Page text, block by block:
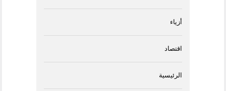
أزياء
اقتصاد
الرئيسية